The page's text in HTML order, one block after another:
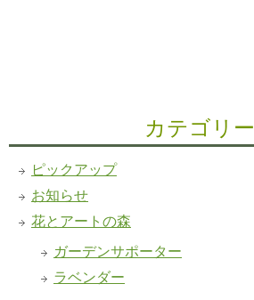
カテゴリー
ピックアップ
お知らせ
花とアートの森
ガーデンサポーター
ラベンダー